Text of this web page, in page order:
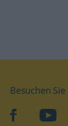
Besuchen
facebook